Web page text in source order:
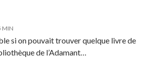
MIN
si on pouvait trouver quelque livre de
de l’Adamant…